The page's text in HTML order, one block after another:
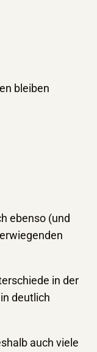
bleiben
ebenso (und
in der
deutlich
auch viele